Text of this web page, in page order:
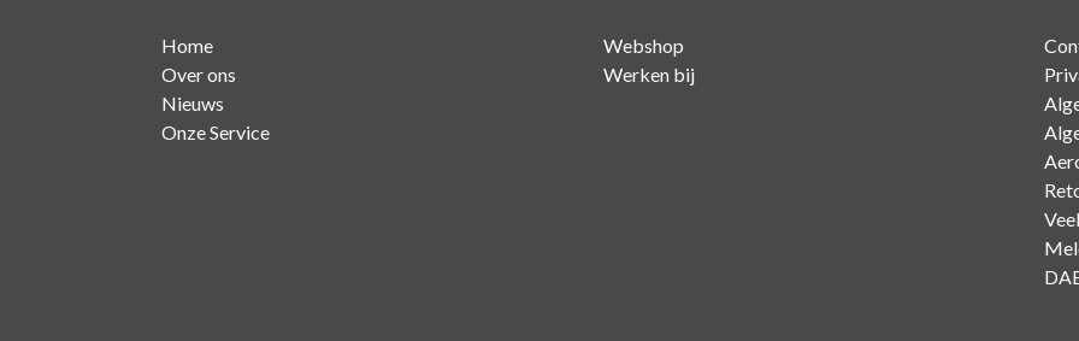
Home
Over ons
Nieuws
Onze Service
Webshop
Werken bij